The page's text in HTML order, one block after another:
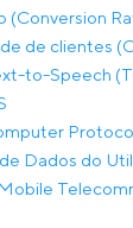
(Conversion
de clientes
to-Speech
Dados do